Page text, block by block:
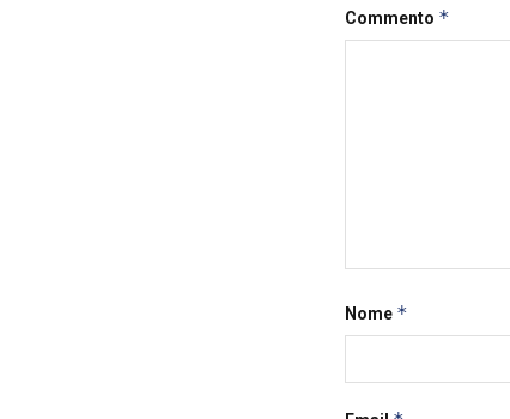
Commento *
Nome *